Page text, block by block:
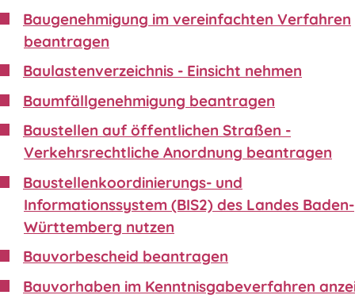
Baugenehmigung im vereinfachten Verfahren
beantragen
Baulastenverzeichnis - Einsicht nehmen
Baumfällgenehmigung beantragen
Baustellen auf öffentlichen Straßen -
Verkehrsrechtliche Anordnung beantragen
Baustellenkoordinierungs- und
Informationssystem (BIS2) des Landes Baden-
Württemberg nutzen
Bauvorbescheid beantragen
Bauvorhaben im Kenntnisgabeverfahren